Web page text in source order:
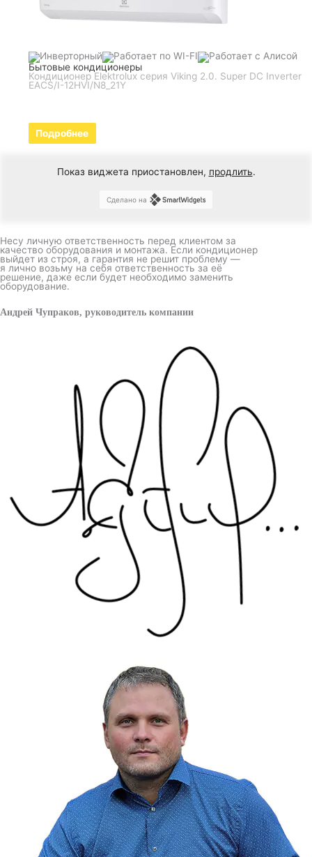
Бытовые кондиционеры
Кондиционер Elektrolux серия Viking 2.0. Super DC Inverter
EACS/I-12HVI/N8_21Y
Подробнее
Показ виджета приостановлен, продлить.
Сделано на
Несу личную ответственность перед клиентом за
качество оборудования и монтажа. Если кондиционер
выйдет из строя, а гарантия не решит проблему —
я лично возьму на себя ответственность за её
решение, даже если будет необходимо заменить
оборудование.
Андрей Чупраков, руководитель компании